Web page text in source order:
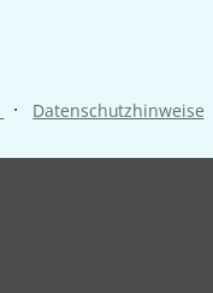
· Datenschutzhinweise